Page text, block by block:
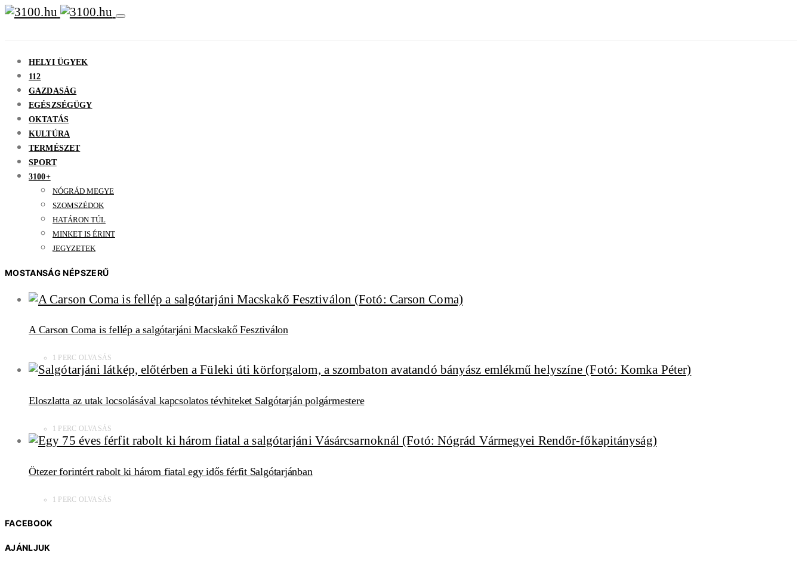
HELYI ÜGYEK
112
GAZDASÁG
EGÉSZSÉGÜGY
OKTATÁS
KULTÚRA
TERMÉSZET
SPORT
3100+
NÓGRÁD MEGYE
SZOMSZÉDOK
HATÁRON TÚL
MINKET IS ÉRINT
JEGYZETEK
MOSTANSÁG NÉPSZERŰ
A Carson Coma is fellép a salgótarjáni Macskakő Fesztiválon
1 PERC OLVASÁS
Eloszlatta az utak locsolásával kapcsolatos tévhiteket Salgótarján polgármestere
1 PERC OLVASÁS
Ötezer forintért rabolt ki három fiatal egy idős férfit Salgótarjánban
1 PERC OLVASÁS
FACEBOOK
AJÁNLJUK